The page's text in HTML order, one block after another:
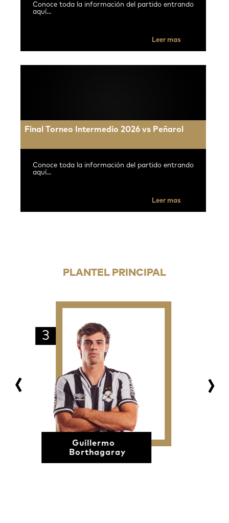
Conoce toda la información del partido entrando
aquí...
Leer mas
Final Torneo Intermedio 2026 vs Peñarol
Conoce toda la información del partido entrando
aquí...
Leer mas
PLANTEL PRINCIPAL
3
Guillermo
Borthagaray